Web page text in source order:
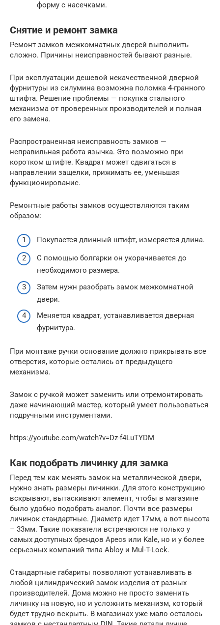
форму с насечками.
Снятие и ремонт замка
Ремонт замков межкомнатных дверей выполнить
сложно. Причины неисправностей бывают разные.
При эксплуатации дешевой некачественной дверной
фурнитуры из силумина возможна поломка 4-гранного
штифта. Решение проблемы — покупка стального
механизма от проверенных производителей и полная
его замена.
Распространенная неисправность замков —
неправильная работа язычка. Это возможно при
коротком штифте. Квадрат может сдвигаться в
направлении защелки, прижимать ее, уменьшая
функционирование.
Ремонтные работы замков осуществляются таким
образом:
Покупается длинный штифт, измеряется длина.
С помощью болгарки он укорачивается до
необходимого размера.
Затем нужн разобрать замок межкомнатной
двери.
Меняется квадрат, устанавливается дверная
фурнитура.
При монтаже ручки основание должно прикрывать все
отверстия, которые остались от предыдущего
механизма.
Замок с ручкой может заменить или отремонтировать
даже начинающий мастер, который умеет пользоваться
подручными инструментами.
https://youtube.com/watch?v=Dz-f4LuTYDM
Как подобрать личинку для замка
Перед тем как менять замок на металлической двери,
нужно знать размеры личинки. Для этого конструкцию
вскрывают, вытаскивают элемент, чтобы в магазине
было удобно подобрать аналог. Почти все размеры
личинок стандартные. Диаметр идет 17мм, а вот высота
– 33мм. Такие показатели встречаются не только у
самых доступных брендов Apecs или Kale, но и у более
серьезных компаний типа Abloy и Mul-T-Lock.
Стандартные габариты позволяют устанавливать в
любой цилиндрический замок изделия от разных
производителей. Дома можно не просто заменить
личинку на новую, но и усложнить механизм, который
будет трудно вскрыть. В магазинах уже мало осталось